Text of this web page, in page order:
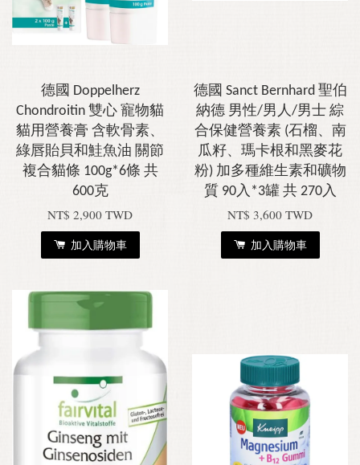
德國 Doppelherz
Chondroitin 雙心 寵物貓
貓用營養膏 含軟骨素、
綠唇貽貝和鮭魚油 關節
複合貓條 100g*6條 共
600克
NT$ 2,900 TWD
加入購物車
德國 Sanct Bernhard 聖伯
納德 男性/男人/男士 綜
合保健營養素 (石榴、南
瓜籽、瑪卡根和黑麥花
粉) 加多種維生素和礦物
質 90入*3罐 共 270入
NT$ 3,600 TWD
加入購物車